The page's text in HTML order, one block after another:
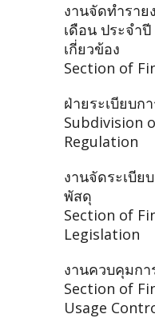
งานจัดทำราย
เดือน ประจำ
เกี่ยวข้อง
Section of
ฝ่ายระเบียบก
Subdivision
Regulation
งานจัดระเบีย
พัสดุ
Section of
Legislation
งานควบคุมกา
Section of
Usage